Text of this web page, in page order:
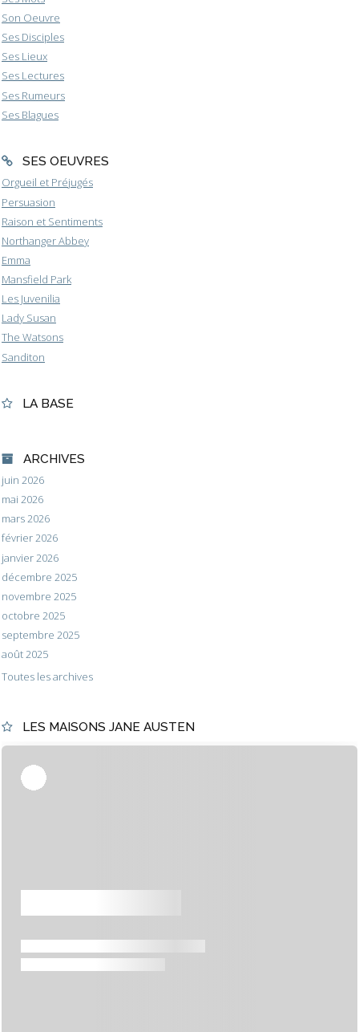
Son Oeuvre
Ses Disciples
Ses Lieux
Ses Lectures
Ses Rumeurs
Ses Blagues
SES OEUVRES
Orgueil et Préjugés
Persuasion
Raison et Sentiments
Northanger Abbey
Emma
Mansfield Park
Les Juvenilia
Lady Susan
The Watsons
Sanditon
LA BASE
ARCHIVES
juin 2026
mai 2026
mars 2026
février 2026
janvier 2026
décembre 2025
novembre 2025
octobre 2025
septembre 2025
août 2025
Toutes les archives
LES MAISONS JANE AUSTEN